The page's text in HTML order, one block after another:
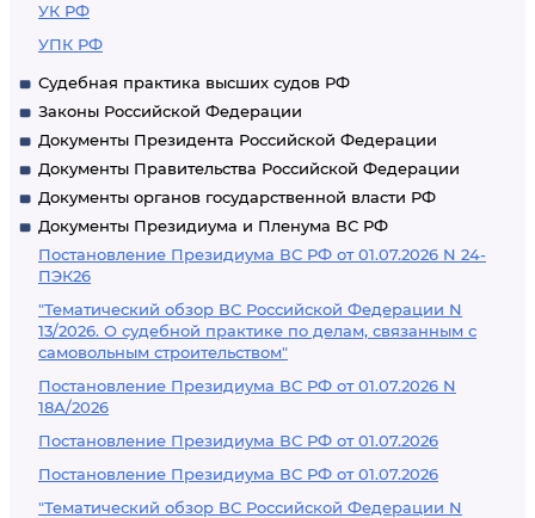
УК РФ
УПК РФ
Судебная практика высших судов РФ
Законы Российской Федерации
Документы Президента Российской Федерации
Документы Правительства Российской Федерации
Документы органов государственной власти РФ
Документы Президиума и Пленума ВС РФ
Постановление Президиума ВС РФ от 01.07.2026 N 24-
ПЭК26
"Тематический обзор ВС Российской Федерации N
13/2026. О судебной практике по делам, связанным с
самовольным строительством"
Постановление Президиума ВС РФ от 01.07.2026 N
18А/2026
Постановление Президиума ВС РФ от 01.07.2026
Постановление Президиума ВС РФ от 01.07.2026
"Тематический обзор ВС Российской Федерации N